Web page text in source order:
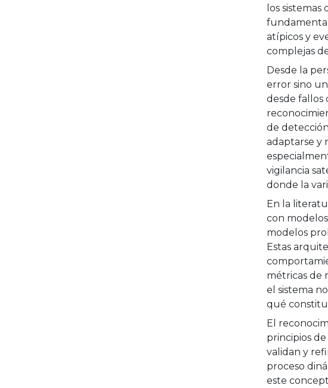
los
fundamenta
atípicos y
complejas
Desde la
error sino
desde fallos
de
adaptarse y
vigilancia
donde la
En la
con
modelos
Estas
métricas de
el sistema
qué
El
principios de
validan y
proceso
este